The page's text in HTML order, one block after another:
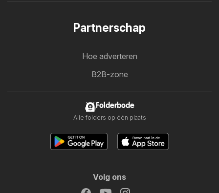
Partnerschap
Hoe adverteren
B2B-zone
Folderbode
Alle folders op één plaats
Volg ons